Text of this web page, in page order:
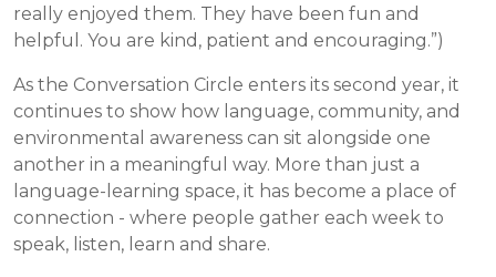
really enjoyed them. They have been fun and
helpful. You are kind, patient and encouraging.”)
As the Conversation Circle enters its second year, it
continues to show how language, community, and
environmental awareness can sit alongside one
another in a meaningful way. More than just a
language-learning space, it has become a place of
connection - where people gather each week to
speak, listen, learn and share.